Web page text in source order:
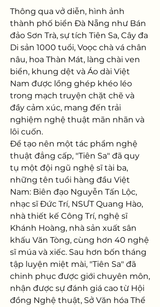
Thông qua vở diễn, hình ảnh
thành phố biển Đà Nẵng như Bán
đảo Sơn Trà, sự tích Tiên Sa, Cây đa
Di sản 1000 tuổi, Voọc chà vá chân
nâu, hoa Thàn Mát, làng chài ven
biển, khung dệt và Áo dài Việt
Nam được lồng ghép khéo léo
trong mạch truyện chặt chẽ và
đầy cảm xúc, mang đến trải
nghiệm nghệ thuật mãn nhãn và
lôi cuốn.
Để tạo nên một tác phẩm nghệ
thuật đẳng cấp, "Tiên Sa" đã quy
tụ một đội ngũ nghệ sĩ tài ba,
những tên tuổi hàng đầu Việt
Nam: Biên đạo Nguyễn Tấn Lộc,
nhạc sĩ Đức Trí, NSƯT Quang Hào,
nhà thiết kế Công Trí, nghệ sĩ
Khánh Hoàng, nhà sản xuất sân
khấu Văn Tòng, cùng hơn 40 nghệ
sĩ múa và xiếc. Sau hơn bốn tháng
tập luyện miệt mài, "Tiên Sa" đã
chinh phục được giới chuyên môn,
nhận được sự đánh giá cao từ Hội
đồng Nghệ thuật, Sở Văn hóa Thể